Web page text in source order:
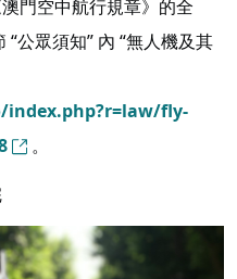
門空中航行規章》的全
公眾須知” 內 “無人機及其
fly-
。